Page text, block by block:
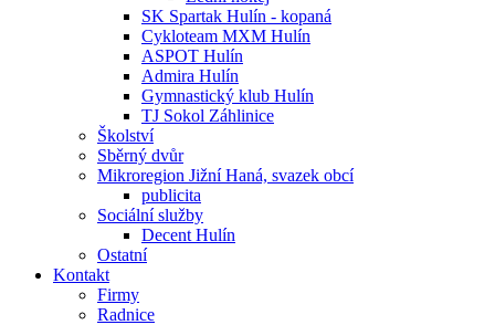
SK Spartak Hulín - kopaná
Cykloteam MXM Hulín
ASPOT Hulín
Admira Hulín
Gymnastický klub Hulín
TJ Sokol Záhlinice
Školství
Sběrný dvůr
Mikroregion Jižní Haná, svazek obcí
publicita
Sociální služby
Decent Hulín
Ostatní
Kontakt
Firmy
Radnice